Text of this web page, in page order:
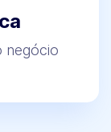
negócio